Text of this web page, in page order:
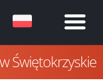
Świętokrzyskie